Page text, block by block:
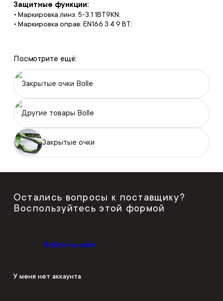
Защитные функции:
• Маркировка линз: 5-3.1 1BT9KN;
• Маркировка оправ: EN166 3 4 9 BT;
Посмотрите ещё:
Закрытые очки Bolle
Другие товары Bolle
Закрытые очки
Остались вопросы к поставщику?
Воспользуйтесь этой формой
Войти на сайт
У меня нет аккаунта